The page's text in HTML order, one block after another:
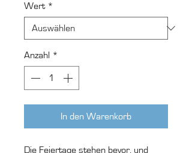
Wert *
Anzahl *
In den Warenkorb
Die Feiertage stehen bevor, und